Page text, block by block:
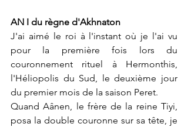
AN I du règne d'Akhnaton
J'ai aimé le roi à l'instant où je l'ai vu
pour la première fois lors du
couronnement rituel à Hermonthis,
l'Héliopolis du Sud, le deuxième jour
du premier mois de la saison Peret.
Quand Aânen, le frère de la reine Tiyi,
posa la double couronne sur sa tête, je